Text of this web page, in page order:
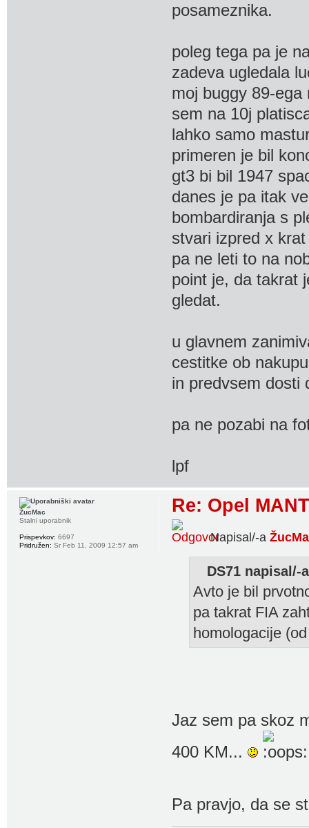
posameznika.
poleg tega pa je
zadeva ugledala
moj buggy 89-
sem na 10j
lahko samo
primeren je bil
gt3 bi bil 1947
danes je pa itak
bombardiranja s
stvari izpred x
pa ne leti to na
point je, da takrat
gledat.
u glavnem
cestitke ob
in predvsem dosti
pa ne pozabi na
lpf
Re: Opel
Napisal/-a
DS71 napisal/-
Avto je bil
pa takrat FIA
homologacije
Jaz sem pa skoz
400 KM...
Pa pravjo, da se
ŽucMac
Stalni uporabnik
Prispevkov: 6697
Pridružen: Sr Feb 11, 2009 12:57 am